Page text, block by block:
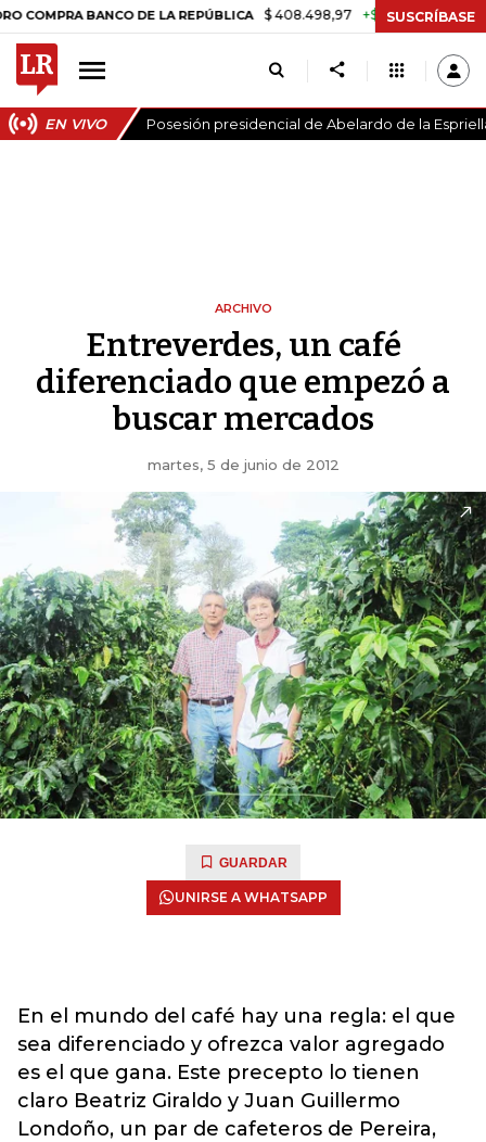
BANCO DE LA REPÚBLICA $ 408.498,97 +$ 8.753,81 +2,19%
SUSCRÍBASE
EN VIVO Posesión presidencial de Abelardo de la
ARCHIVO
Entreverdes, un café
diferenciado que empezó a
buscar mercados
martes, 5 de junio de 2012
GUARDAR
UNIRSE A WHATSAPP
En el mundo del café hay una regla: el que
sea diferenciado y ofrezca valor agregado
es el que gana. Este precepto lo tienen
claro Beatriz Giraldo y Juan Guillermo
Londoño, un par de cafeteros de Pereira,